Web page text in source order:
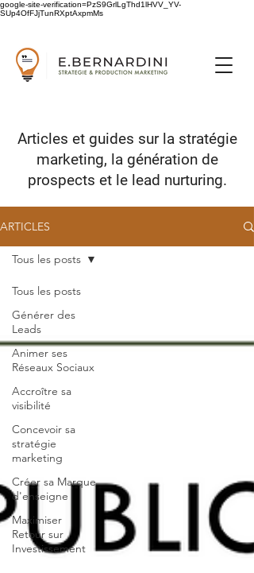
google-site-verification=PzS9GrlLgThd1lHVV_YV-
SUp4OfFJjTunRXptAxpmMs
Articles et guides surla stratégie
marketing, la génération de
prospects et le lead nurturing.
ARTICLES
Tous les posts
Générer des
Leads
Animer ses
Réseaux Sociaux
Accroître sa
visibilité
Concevoir sa
stratégie
marketing
Créer sa Marque
d'enseigne
Maximiser
Retour sur
Investissement
Tous les posts